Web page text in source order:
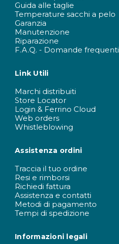
Guida alle taglie
Temperature sacchi a pelo
Garanzia
Manutenzione
Riparazione
F.A.Q. - Domande frequenti
Link Utili
Marchi distribuiti
Store Locator
Login & Ferrino Cloud
Web orders
Whistleblowing
Assistenza ordini
Traccia il tuo ordine
Resi e rimborsi
Richiedi fattura
Assistenza e contatti
Metodi di pagamento
Tempi di spedizione
Informazioni legali